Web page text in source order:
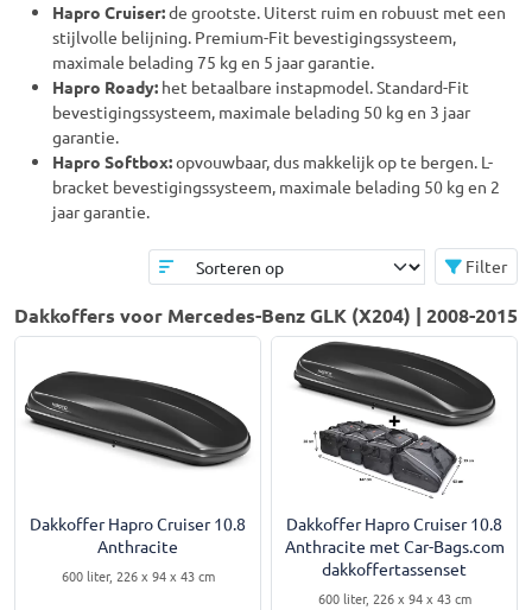
Hapro Cruiser:de grootste. Uiterst ruim en robuust met een
stijlvolle belijning. Premium-Fit bevestigingssysteem,
maximale belading 75 kg en 5 jaar garantie.
Hapro Roady: het betaalbare instapmodel. Standard-Fit
bevestigingssysteem, maximale belading 50 kg en 3 jaar
garantie.
Hapro Softbox:opvouwbaar, dus makkelijk op te bergen. L-
bracket bevestigingssysteem, maximale belading 50 kg en 2
jaar garantie.
Filter
Dakkoffers voor Mercedes-Benz GLK (X204) | 2008-2015
Dakkoffer Hapro Cruiser 10.8
Anthracite
600 liter, 226 x 94 x 43 cm
Dakkoffer Hapro Cruiser 10.8
Anthracite met Car-Bags.com
dakkoffertassenset
600 liter, 226 x 94 x 43 cm